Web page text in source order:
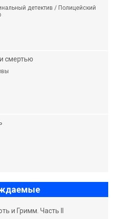
детектив / Полицейский
смертью
и Гримм. Часть II